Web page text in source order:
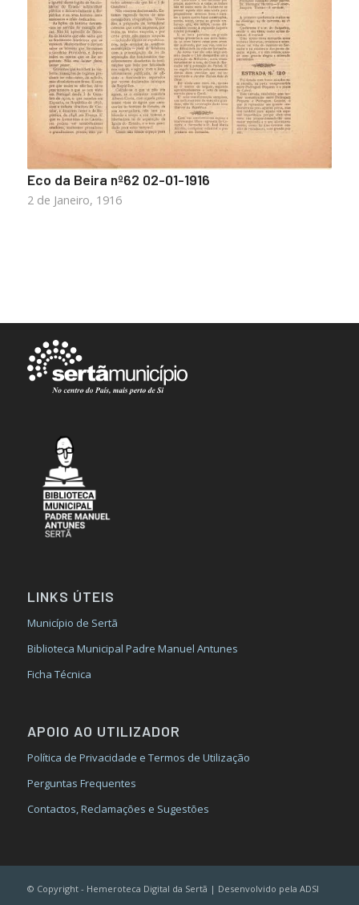
Eco da Beira nº62 02-01-1916
2 de Janeiro, 1916
LINKS ÚTEIS
Município de Sertã
Biblioteca Municipal Padre Manuel Antunes
Ficha Técnica
APOIO AO UTILIZADOR
Política de Privacidade e Termos de Utilização
Perguntas Frequentes
Contactos, Reclamações e Sugestões
© Copyright - Hemeroteca Digital da Sertã | Desenvolvido pela ADSI